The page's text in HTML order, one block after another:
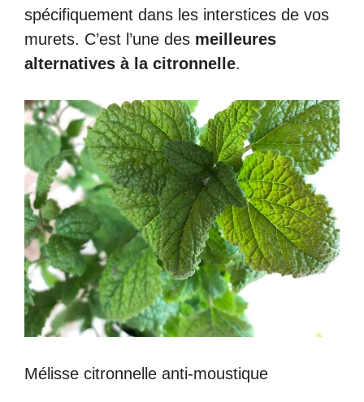
spécifiquement dans les interstices de vos
murets. C’est l’une des meilleures
alternatives à la citronnelle.
Mélisse citronnelle anti-moustique